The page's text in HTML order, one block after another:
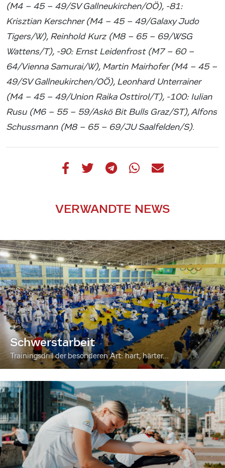
(M4 – 45 – 49/SV Gallneukirchen/OÖ), -81:
Krisztian Kerschner (M4 – 45 – 49/Galaxy Judo
Tigers/W), Reinhold Kurz (M8 – 65 – 69/WSG
Wattens/T), -90: Ernst Leidenfrost (M7 – 60 –
64/Vienna Samurai/W), Martin Mairhofer (M4 – 45 –
49/SV Gallneukirchen/OÖ), Leonhard Unterrainer
(M4 – 45 – 49/Union Raika Osttirol/T), -100: Iulian
Rusu (M6 – 55 – 59/Askö Bit Bulls Graz/ST), Alfons
Schussmann (M8 – 65 – 69/JU Saalfelden/S).
VERWANDTE NEWS
Schwerstarbeit
Trainingsdrill der besonderen Art: hart, härter...